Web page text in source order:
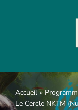
Accueil
Le Cercle NKTM